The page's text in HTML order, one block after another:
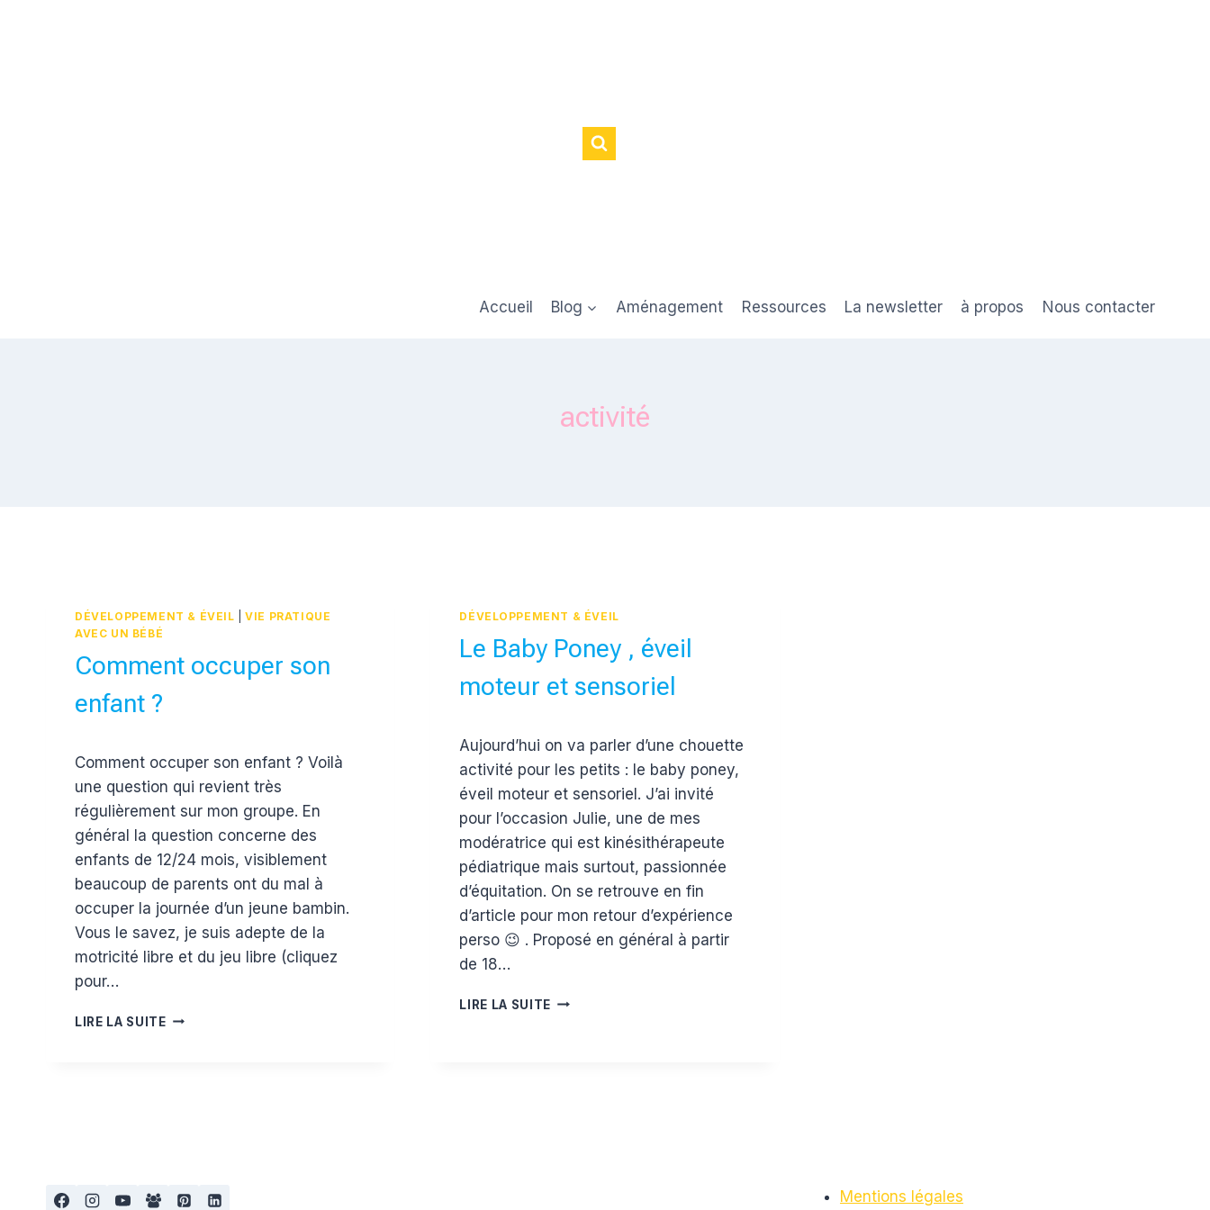
Accueil Blog Aménagement Ressources La newsletter à propos Nous contacter
activité
DÉVELOPPEMENT & ÉVEIL |VIE PRATIQUE
AVEC UN BÉBÉ
Comment occuper son
enfant ?
Estelle
Comment occuper son enfant ? Voilà
une question qui revient très
régulièrement sur mon groupe. En
général la question concerne des
enfants de 12/24 mois, visiblement
beaucoup de parents ont du mal à
occuper la journée d’un jeune bambin.
Vous le savez, je suis adepte de la
motricité libre et du jeu libre (cliquez
pour…
LIRE LA SUITECOMMENT
DÉVELOPPEMENT & ÉVEIL
Le Baby Poney , éveil
moteur et sensoriel
Estelle
Aujourd’hui on va parler d’une chouette
activité pour les petits : le baby poney,
éveil moteur et sensoriel. J’ai invité
pour l’occasion Julie, une de mes
modératrice qui est kinésithérapeute
pédiatrique mais surtout, passionnée
d’équitation. On se retrouve en fin
d’article pour mon retour d’expérience
perso 😉 . Proposé en général à partir
de 18…
LIRE LA SUITE LE
Mentions légales